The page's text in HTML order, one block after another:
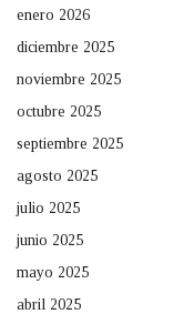
enero 2026
diciembre 2025
noviembre 2025
octubre 2025
septiembre 2025
agosto 2025
julio 2025
junio 2025
mayo 2025
abril 2025